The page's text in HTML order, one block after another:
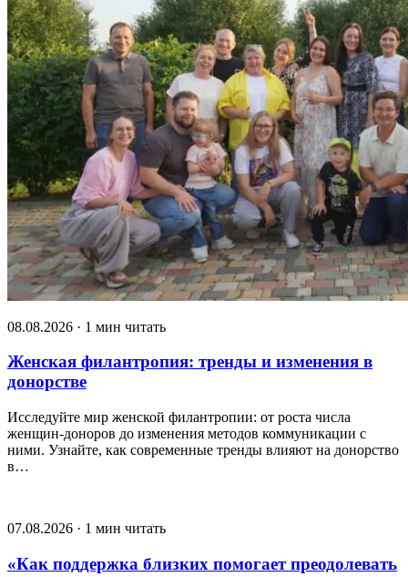
08.08.2026 · 1 мин читать
Женская филантропия: тренды и изменения в
донорстве
Исследуйте мир женской филантропии: от роста числа
женщин-доноров до изменения методов коммуникации с
ними. Узнайте, как современные тренды влияют на донорство
в…
07.08.2026 · 1 мин читать
«Как поддержка близких помогает преодолевать